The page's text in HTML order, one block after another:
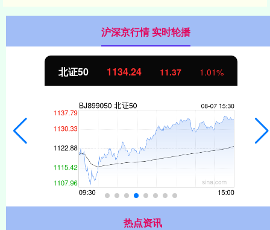
沪深京行情 实时轮播
北证50 1134.24 11.37 1.01%
热点资讯